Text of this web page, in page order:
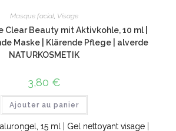
Masque facial Visage
Clear Beauty mit Aktivkohle, 10 ml |
Maske | Klärende Pflege | alverde
NATURKOSMETIK
3,80 €
Ajouter au panier